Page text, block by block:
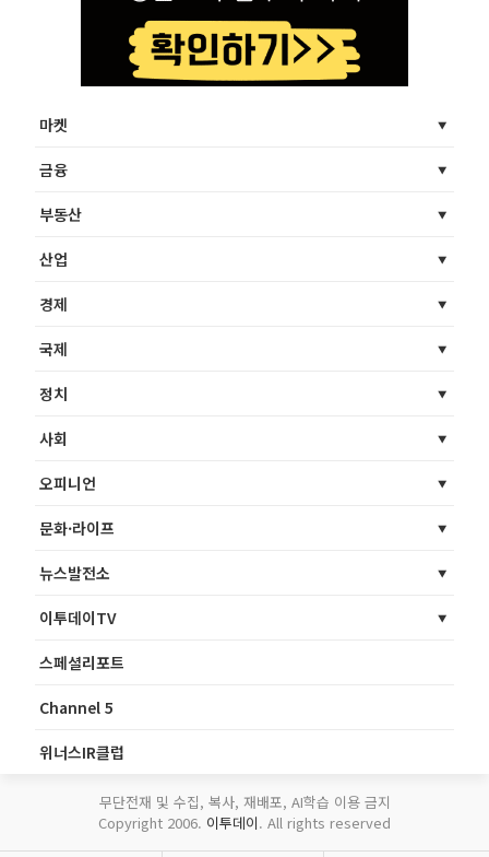
마켓
금융
부동산
산업
경제
국제
정치
사회
오피니언
문화·라이프
뉴스발전소
이투데이TV
스페셜리포트
Channel 5
위너스IR클럽
무단전재 및 수집, 복사, 재배포, AI학습 이용 금지
Copyright 2006. 이투데이. All rights reserved